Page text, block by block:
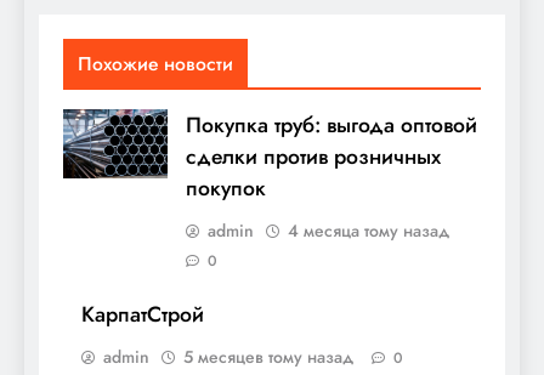
Похожие новости
Покупка труб: выгода оптовой
сделки против розничных
покупок
admin 4 месяца тому назад
0
КарпатСтрой
admin 5 месяцев тому назад 0